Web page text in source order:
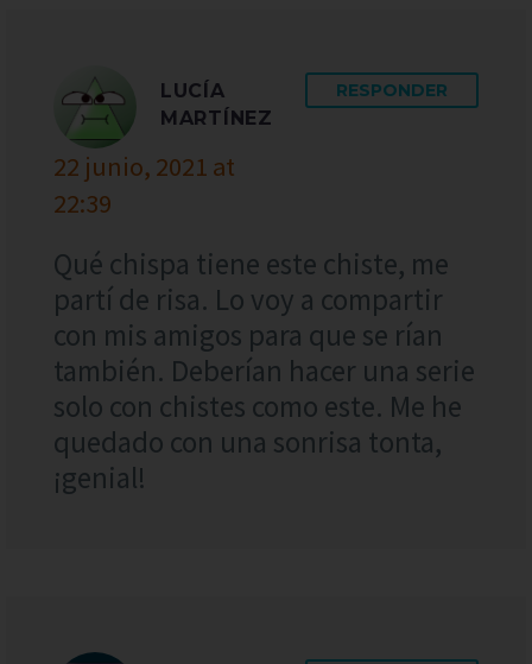
LUCÍA
MARTÍNEZ
22 junio, 2021 at
22:39
RESPONDER
Qué chispa tiene este chiste, me
partí de risa. Lo voy a compartir
con mis amigos para que se rían
también. Deberían hacer una serie
solo con chistes como este. Me he
quedado con una sonrisa tonta,
¡genial!